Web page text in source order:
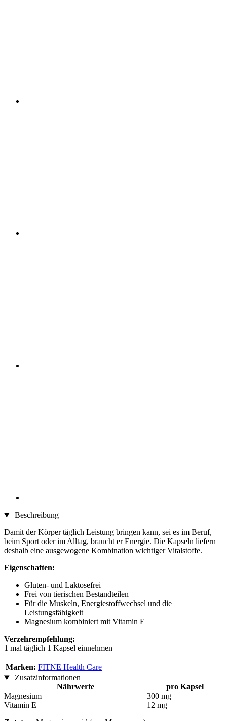
Beschreibung
Damit der Körper täglich Leistung bringen kann, sei es im Beruf,
beim Sport oder im Alltag, braucht er Energie. Die Kapseln liefern
deshalb eine ausgewogene Kombination wichtiger Vitalstoffe.
Eigenschaften:
Gluten- und Laktosefrei
Frei von tierischen Bestandteilen
Für die Muskeln, Energiestoffwechsel und die
Leistungsfähigkeit
Magnesium kombiniert mit Vitamin E
Verzehrempfehlung:
1 mal täglich 1 Kapsel einnehmen
Marken: FITNE Health Care
Zusatzinformationen
Nährwerte
pro Kapsel
Magnesium
300 mg
Vitamin E
12 mg